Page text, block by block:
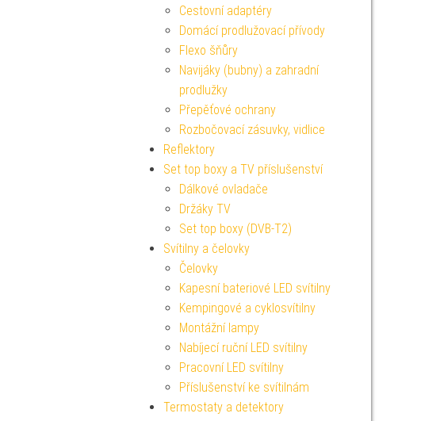
Cestovní adaptéry
Domácí prodlužovací přívody
Flexo šňůry
Navijáky (bubny) a zahradní
prodlužky
Přepěťové ochrany
Rozbočovací zásuvky, vidlice
Reflektory
Set top boxy a TV příslušenství
Dálkové ovladače
Držáky TV
Set top boxy (DVB-T2)
Svítilny a čelovky
Čelovky
Kapesní bateriové LED svítilny
Kempingové a cyklosvítilny
Montážní lampy
Nabíjecí ruční LED svítilny
Pracovní LED svítilny
Příslušenství ke svítilnám
Termostaty a detektory